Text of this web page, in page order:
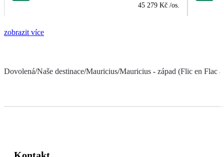
45 279 Kč /os.
zobrazit více
Dovolená/Naše destinace/Mauricius/Mauricius - západ (Flic en Flac